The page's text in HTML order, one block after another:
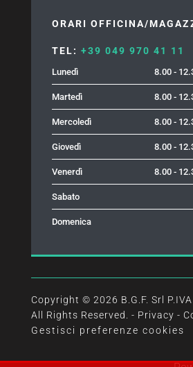
ORARI OFFICINA/
TEL: +39 049 970 41 11
Lunedì 8.00 -
Martedì 8.00 -
Mercoledì 8.00 -
Giovedì 8.00 -
Venerdì 8.00 -
Sabato
Domenica
Copyright © 2026 B.G.F. Srl
All Rights Reserved. - Privacy -
Gestisci preferenze cookies